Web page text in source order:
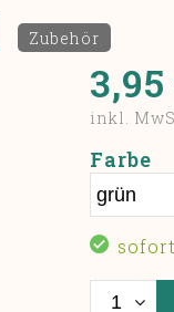
Zubehör
3,95
inkl.
Farbe